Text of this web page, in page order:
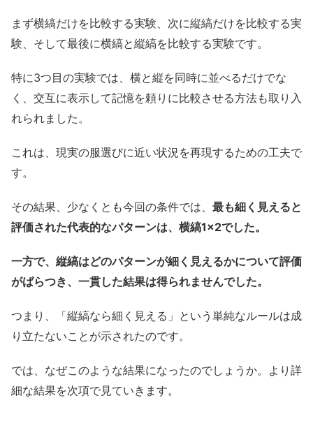
まず横縞だけを比較する実験、次に縦縞だけを比較する実
験、そして最後に横縞と縦縞を比較する実験です。
特に3つ目の実験では、横と縦を同時に並べるだけでな
く、交互に表示して記憶を頼りに比較させる方法も取り入
れられました。
これは、現実の服選びに近い状況を再現するための工夫で
す。
その結果、少なくとも今回の条件では、 最も細く見えると
評価された代表的なパターンは、横縞1×2でした。
一方で、縦縞はどのパターンが細く見えるかについて評価
がばらつき、一貫した結果は得られませんでした。
つまり、「縦縞なら細く見える」という単純なルールは成
り立たないことが示されたのです。
では、なぜこのような結果になったのでしょうか。より詳
細な結果を次項で見ていきます。